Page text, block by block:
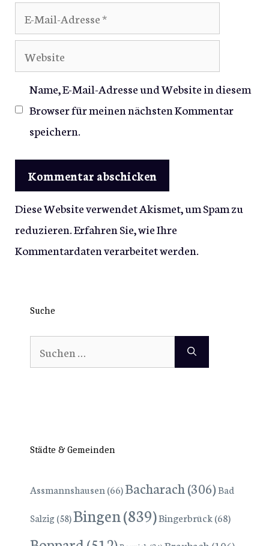
Mail-
Adresse
Website
Name, E-Mail-Adresse und Website in diesem
Browser für meinen nächsten Kommentar
speichern.
Diese Website verwendet Akismet, um Spam zu
reduzieren.Erfahren Sie, wie Ihre
Kommentardaten verarbeitet werden.
Suche
Suchen
nach:
Städte & Gemeinden
Assmannshausen (66)Bacharach(306)Bad
Salzig(58)Bingen(839)Bingerbrück(68)